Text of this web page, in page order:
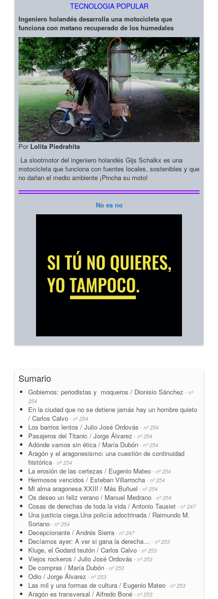
TECNOLOGIA POPULAR
Ingeniero holandés desarrolla una motocicleta que
funciona con metano recuperado de los humedales
Por Lolita Piedrahita
La slootmotor del ingeniero holandés Gijs Schalkx es una
motocicleta que funciona con fuentes locales, sostenibles y que
no dañan el medio ambiente ¡Pincha su moto!
No es no
Sumario
Gobiernos: periodistas y moqueros / Dionisio Sánchez - nº
254
En la ciudad que no se detiene jamás hay un hombre quieto
/ Carlos Calvo - nº 254
Los barrios lentos / Julio José Ordovás - nº 254
Pasajeros del Titanic / Jorge Álvarez - nº 254
Adónde vamos sin ética / María Dubón - nº 254
Aragón y el aragonesismo: una cuestión de continuidad
histórica - nº 254
La erosión de las certezas / Eugenio Mateo - nº 254
Hermosos vencidos / Esteban Villarrocha - nº 254
Mi alma aragonesa XXIII / Más Buñuel - nº 254
Os deseo un feliz verano / Manuel Medrano - nº 254
Cosas de derechas de toda la vida / Antonio Tausiet - nº 247
Una justicia ciega.Una policía adoctrinada / Raimundo M.
Soriano - nº 254
Decepcionante / Andrés Sierra - nº 247
Decíamos ayer: A ver si gana la derecha… - nº 253
Kluge, el Godard teutón / Carlos Calvo - nº 253
Viejos rockeros / Julio José Ordovás - nº 253
De compras / María Dubón - nº 253
Odio / Jorge Álvarez - nº 253
Las mil y una formas de cultura / Eugenio Mateo - nº 253
Aragón es transversal / Alfredo Boné - nº 253